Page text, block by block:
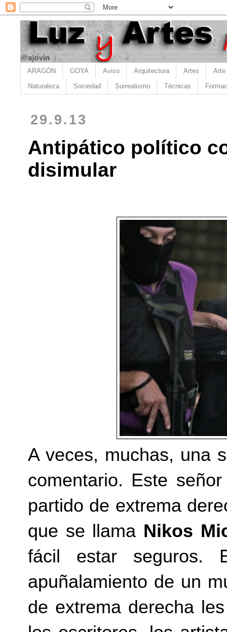
ARAGÓN GOYA Aviso Arquitectura Artes Arte
Naturaleza Sociedad Surrealismo Técnicas
29.9.13
Antipático político
disimular
A veces, muchas, una
comentario. Este
partido de extrema
que se llama Nikos
fácil estar seguros.
apuñalamiento de un
de extrema derecha